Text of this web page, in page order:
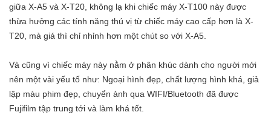
giữa X-A5 và X-T20, không lạ khi chiếc máy X-T100 này được
thừa hưởng các tính năng thú vị từ chiếc máy cao cấp hơn là X-
T20, mà giá thì chỉ nhỉnh hơn một chút so với X-A5.
Và cũng vì chiếc máy này nằm ở phân khúc dành cho người mới
nên một vài yếu tố như: Ngoại hình đẹp, chất lượng hình khá, giả
lập màu phim đẹp, chuyển ảnh qua WIFI/Bluetooth đã được
Fujifilm tập trung tới và làm khá tốt.